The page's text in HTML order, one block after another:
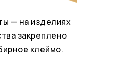
— на изделиях
закреплено
клеймо.